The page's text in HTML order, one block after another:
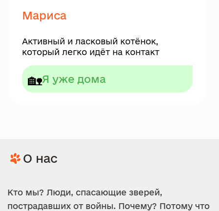
Мариса
Активный и ласковый котёнок,
который легко идёт на контакт
🏡Я уже дома
О нас
Кто мы? Люди, спасающие зверей,
пострадавших от войны. Почему? Потому что